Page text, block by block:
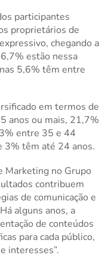
participantes
proprietários de
chegando a
estão nessa
5,6% têm entre
em termos de
anos ou mais, 21,7%
entre 35 e 44
3% têm até 24 anos.
Marketing no Grupo
contribuem
de comunicação e
alguns anos, a
de conteúdos
para cada público,
interesses”.